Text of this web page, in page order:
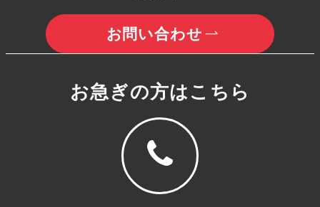
お問い合わせ
お急ぎの方はこちら